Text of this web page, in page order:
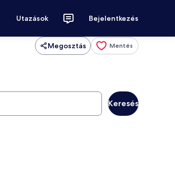
Utazások Bejelentkezés
Megosztás Mentés
Keresés